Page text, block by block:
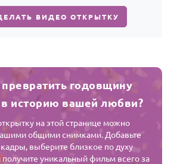
ВИДЕО ОТКРЫТКУ
превратить годовщину
историю вашей любви?
на этой странице можно
общими снимками. Добавьте
выберите близкое по духу
уникальный фильм всего за